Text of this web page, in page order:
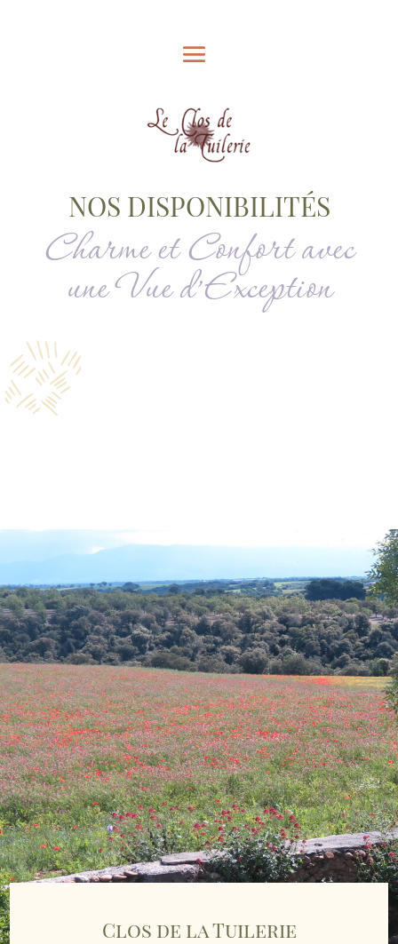
NOS DISPONIBILITÉS
Charme et Confort avec
une Vue d’Exception
Clos de la Tuilerie